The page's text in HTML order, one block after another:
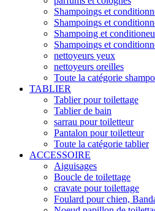
Shampoings et
Shampoings et
Shampoing et
Shampoings et
nettoyeurs yeux
nettoyeurs oreilles
Toute la catégorie
TABLIER
Tablier pour toilettage
Tablier de bain
sarrau pour toiletteur
Pantalon pour toiletteur
Toute la catégorie tablier
ACCESSOIRE
Aiguisages
Boucle de toilettage
cravate pour toilettage
Foulard pour chien,